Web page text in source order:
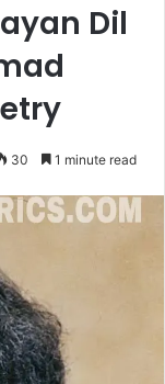
Dil
30 1 minute read